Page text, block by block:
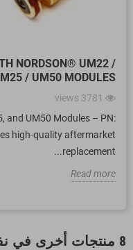
NORDSON® UM22 /
/ UM50 MODULES
3781
views
and UM50 Modules – PN:
high-quality aftermarket
replacement...
Read more
8 منتجات أخرى في نفس الفئة: